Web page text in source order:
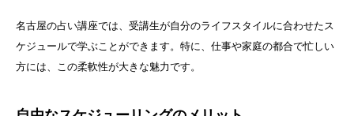
名古屋の占い講座では、受講生が自分のライフスタイルに合わせたス
ケジュールで学ぶことができます。特に、仕事や家庭の都合で忙しい
方には、この柔軟性が大きな魅力です。